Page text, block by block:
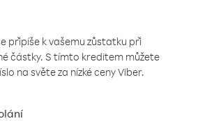
připíše k vašemu zůstatku při
částky. S tímto kreditem můžete
na světe za nízké ceny Viber.